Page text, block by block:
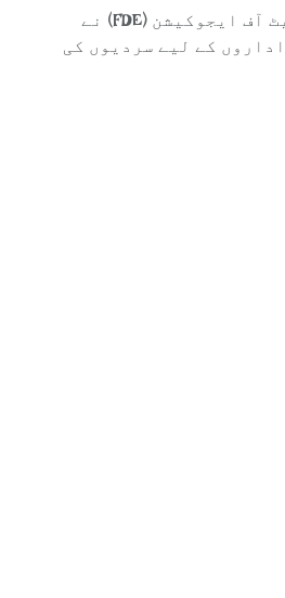
اسلام آباد: فیڈرل ڈائریکٹوریٹ آف ایجوکیشن (FDE) نے
کے لیے سردیوں کی